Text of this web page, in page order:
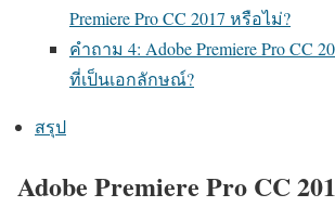
Premiere Pro CC 2017 หรือไม่?
คำถาม 4: Adobe Premiere Pro CC
ที่เป็นเอกลักษณ์?
สรุป
Adobe Premiere Pro CC